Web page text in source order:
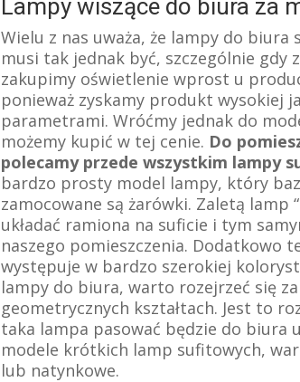
Lampy wiszące do biura za
Wielu z nas uważa, że lampy do
musi tak jednak być, szczególnie gdy
zakupimy oświetlenie wprost u
ponieważ zyskamy produkt wysokiej
parametrami. Wróćmy jednak do
możemy kupić w tej cenie. Do
polecamy przede wszystkim lampy
bardzo prosty model lampy, który
zamocowane są żarówki. Zaletą lamp
układać ramiona na suficie i tym
naszego pomieszczenia. Dodatkowo
występuje w bardzo szerokiej
lampy do biura, warto rozejrzeć się
geometrycznych kształtach. Jest to
taka lampa pasować będzie do biura
modele krótkich lamp sufitowych,
lub natynkowe.